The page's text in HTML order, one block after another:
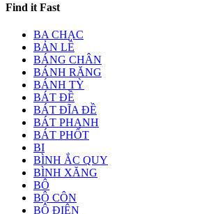
Find it Fast
BA CHẠC
BẢN LỀ
BÁNG CHÂN
BÁNH RĂNG
BÁNH TỲ
BÁT ĐỀ
BÁT ĐĨA ĐỀ
BÁT PHANH
BÁT PHỐT
BI
BÌNH ẮC QUY
BÌNH XĂNG
BÔ
BỘ CÔN
BỘ ĐIỆN